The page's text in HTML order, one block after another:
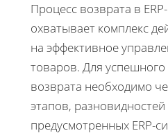
Процесс возврата в
охватывает комплекс
на эффективное
товаров. Для
возврата необходимо
этапов,
предусмотренных ERP-